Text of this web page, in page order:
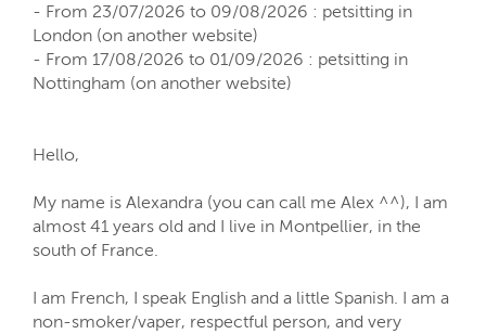
- From 23/07/2026 to 09/08/2026 : petsitting in
London (on another website)
- From 17/08/2026 to 01/09/2026 : petsitting in
Nottingham (on another website)
Hello,
My name is Alexandra (you can call me Alex ^^), I am
almost 41 years old and I live in Montpellier, in the
south of France.
I am French, I speak English and a little Spanish. I am a
non-smoker/vaper, respectful person, and very